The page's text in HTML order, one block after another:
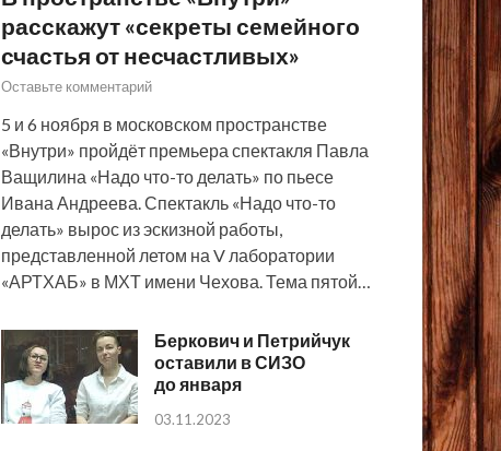
расскажут «секреты семейного
счастья от несчастливых»
Оставьте комментарий
5 и 6 ноября в московском пространстве
«Внутри» пройдёт премьера спектакля Павла
Ващилина «Надо что-то делать» по пьесе
Ивана Андреева. Спектакль «Надо что-то
делать» вырос из эскизной работы,
представленной летом на V лаборатории
«АРТХАБ» в МХТ имени Чехова. Тема пятой…
Беркович и Петрийчук
оставили в СИЗО
до января
03.11.2023